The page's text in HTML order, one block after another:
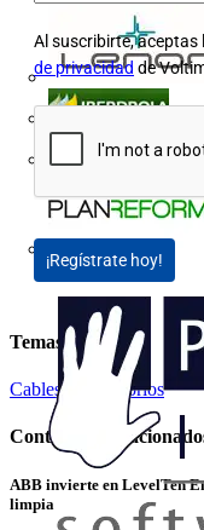
Al suscribirte, aceptas
de privacidad de
¡Regístrate hoy!
Temas
Cables y Accesorios
Contenidos
ABB invierte en LevelTen
limpia